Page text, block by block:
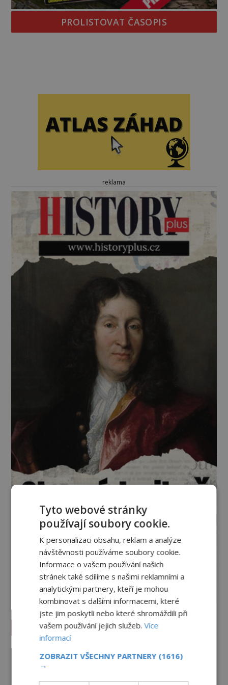
PROLISTOVAT ČASOPIS
reklama
Vesmír a technologie
Co zachycují tajemné snímky
Marsu? Je na něm přeci jen voda?
Tyto webové stránky
používají soubory cookie.
K personalizaci obsahu, reklam a analýze
návštěvnosti používáme soubory cookie.
Informace o vašem používání našich
stránek také sdílíme s našimi reklamními a
analytickými partnery, kteří je mohou
kombinovat s dalšími informacemi, které
jste jim poskytli nebo které shromáždili při
vašem používání jejich služeb.Více
informací
ZOBRAZIT VŠECHNY PARTNERY (1616)
→